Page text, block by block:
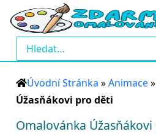
Úvodní Stránka »Animace»
Úžasňákovi pro děti
Omalovánka